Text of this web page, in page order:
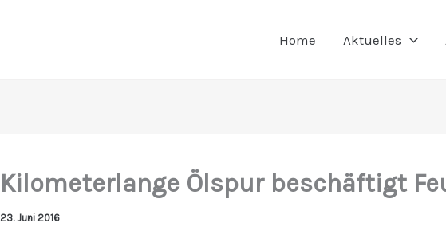
Home Aktuelles
Kilometerlange Ölspur beschäftigt
23. Juni 2016